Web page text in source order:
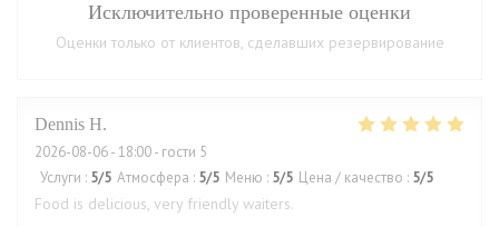
Dennis H
2026-08-06- 18:00 - гости 5
Услуги : 5/5 Атмосфера : 5/5 Меню : 5/5 Цена / качество : 5/5
Food is delicious, very friendly waiters.
Исключительно проверенные оценки
Оценки только от клиентов, сделавших резервирование